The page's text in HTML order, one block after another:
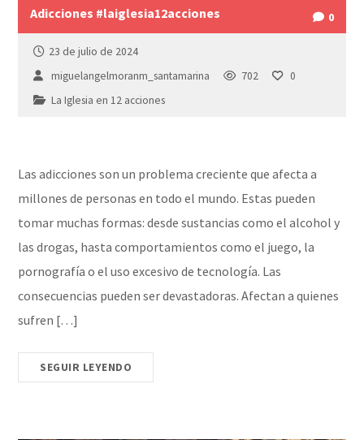
Adicciones #laiglesia12acciones 0
23 de julio de 2024
miguelangelmoranm_santamarina
702
0
La Iglesia en 12 acciones
Las adicciones son un problema creciente que afecta a
millones de personas en todo el mundo. Estas pueden
tomar muchas formas: desde sustancias como el alcohol y
las drogas, hasta comportamientos como el juego, la
pornografía o el uso excesivo de tecnología. Las
consecuencias pueden ser devastadoras. Afectan a quienes
sufren […]
SEGUIR LEYENDO